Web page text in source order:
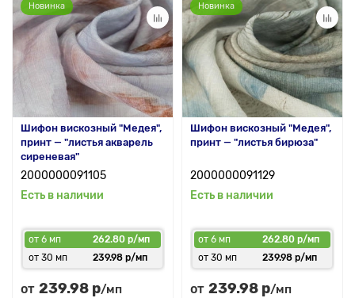
Новинка
Шифон вискозный "Медея",
принт — "листья акварель
сиреневая"
2000000091105
Есть в наличии
от 6 мп
262.80 р/мп
от 30 мп
239.98 р/мп
от 239.98 р/мп
Новинка
Шифон вискозный "Медея",
принт — "листья бирюза"
2000000091129
Есть в наличии
от 6 мп
262.80 р/мп
от 30 мп
239.98 р/мп
от 239.98 р/мп